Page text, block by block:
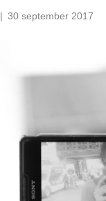
| 30 september 2017